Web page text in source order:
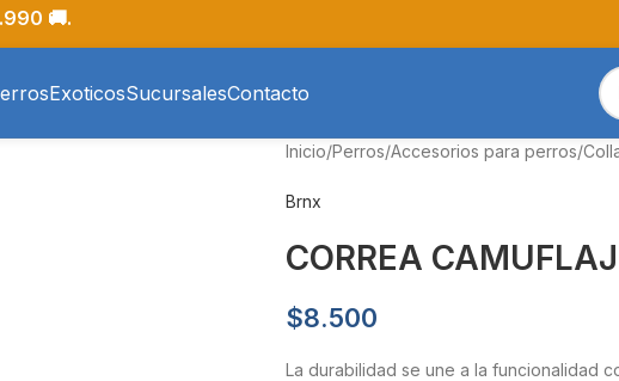
🚚.
ExoticosSucursalesContacto
Inicio/Perros/Accesorios para perros/
Brnx
CORREA
$8.500
La durabilidad se une a la funcionalidad